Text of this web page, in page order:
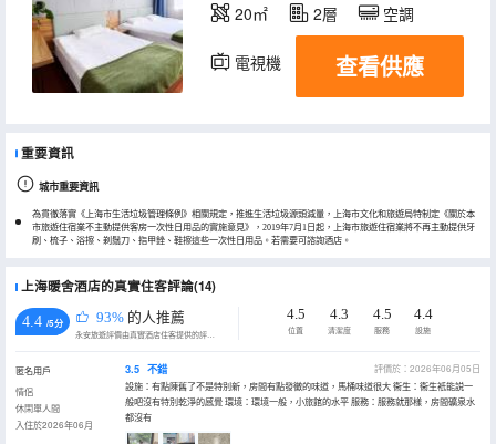
20㎡ 2層 空調
電視機 查看供應
重要資訊
城市重要資訊
為貫徹落實《上海市生活垃圾管理條例》相關規定，推進生活垃圾源頭減量，上海市文化和旅遊局特制定《關於本
市旅遊住宿業不主動提供客房一次性日用品的實施意見》，2019年7月1日起，上海市旅遊住宿業將不再主動提供牙
刷、梳子、浴擦、剃鬚刀、指甲銼、鞋擦這些一次性日用品。若需要可諮詢酒店。
上海暖舍酒店的真實住客評論(14)
4.4 /5分 93% 的人推薦
永安旅遊評價由真實酒店住客提供的評價。
4.5
位置
4.3
清潔度
4.5
服務
4.4
設施
匿名用戶
情侶
休閑單人間
入住於2026年06月
3.5 不錯
評價於：2026年06月05日
設施：有點陳舊了不是特別新，房間有點發黴的味道，馬桶味道很大 衞生：衞生衹能説一
般吧沒有特別乾淨的感覺 環境：環境一般，小旅館的水平 服務：服務就那樣，房間礦泉水
都沒有